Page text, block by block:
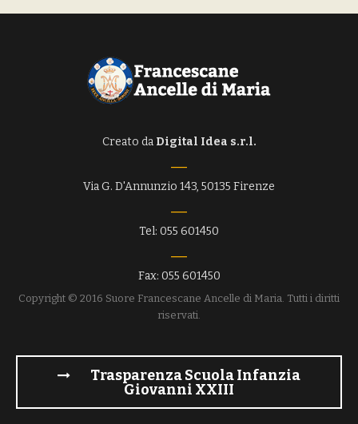
Creato da Digital Idea s.r.l.
Via G. D'Annunzio 143, 50135 Firenze
Tel: 055 601450
Fax: 055 601450
Copyright © 2016 Suore Francescane Ancelle di Maria. Tutti i diritti
riservati.
Trasparenza Scuola Infanzia
Giovanni XXIII